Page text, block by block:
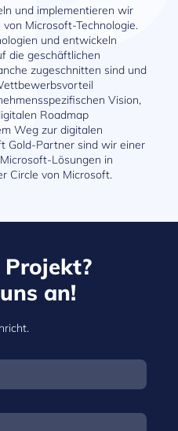
und implementieren wir
Microsoft-Technologie.
und entwickeln
die geschäftlichen
zugeschnitten sind und
Vision,
Roadmap
Weg zur digitalen
Gold-Partner sind wir einer
Lösungen in
Circle von Microsoft.
Projekt?
an!